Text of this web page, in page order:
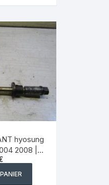
hyosung
2008 |